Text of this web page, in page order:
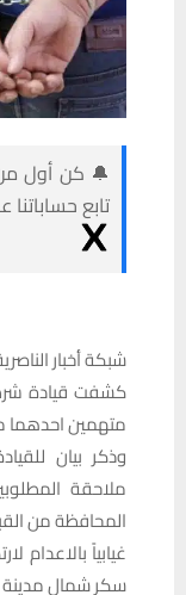
🔔 كن أول من
تابع
شبكة أخبار
كشفت قيادة
متهمين احدهما
وذكر بيان
ملاحقة
المحافظة من
غيابياً
سكر شمال مدينة